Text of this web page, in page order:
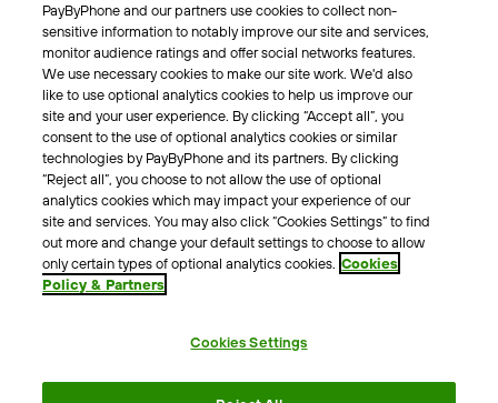
Über Uns
Unser Team
Karriere
Presse
Blog
Kontakt & Hilfe
Kontakt
Support
Pressekontakt
AGBDatenschutzrichtlinieImpressumRechtshinweise
PayByPhone and our partners use cookies to collect non-
sensitive information to notably improve our site and services,
monitor audience ratings and offer social networks features.
We use necessary cookies to make our site work. We'd also
like to use optional analytics cookies to help us improve our
site and your user experience. By clicking “Accept all”, you
consent to the use of optional analytics cookies or similar
technologies by PayByPhone and its partners. By clicking
“Reject all”, you choose to not allow the use of optional
analytics cookies which may impact your experience of our
site and services. You may also click “Cookies Settings” to find
out more and change your default settings to choose to allow
only certain types of optional analytics cookies. Cookies
Policy & Partners
Cookies Settings